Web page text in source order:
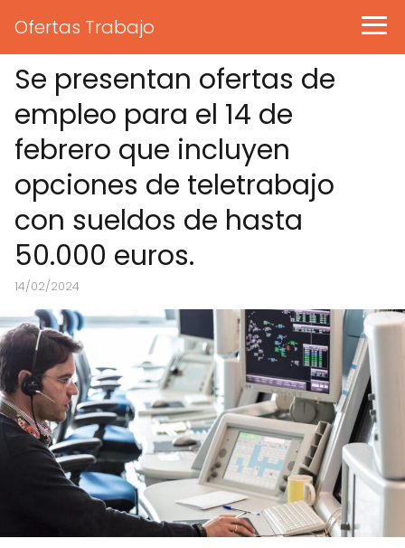
Ofertas Trabajo
Se presentan ofertas de
empleo para el 14 de
febrero que incluyen
opciones de teletrabajo
con sueldos de hasta
50.000 euros.
14/02/2024